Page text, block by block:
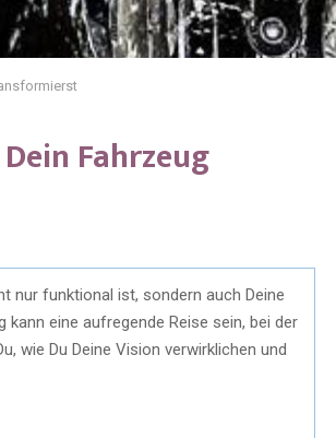
Fahrzeug
nur funktional ist, sondern auch Deine
eine aufregende Reise sein, bei der
wie Du Deine Vision verwirklichen und